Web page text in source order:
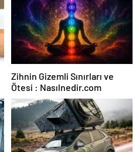
Zihnin Gizemli Sınırları ve
Ötesi : Nasılnedir.com